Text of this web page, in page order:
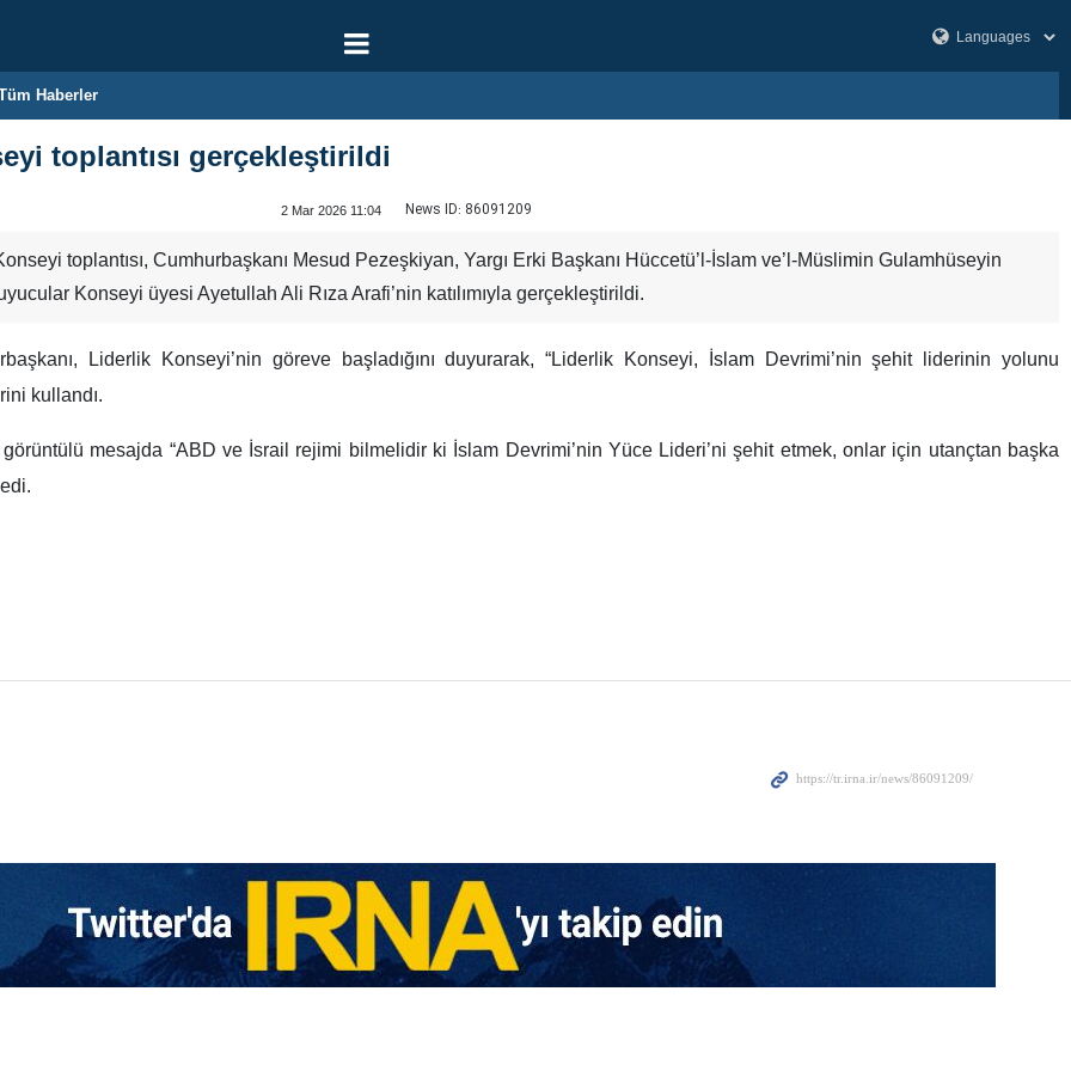
Haberler
toplantısı gerçekleştirildi
2 Mar 2026 11:04 News ID: 86091209
toplantısı, Cumhurbaşkanı Mesud Pezeşkiyan, Yargı Erki Başkanı Hüccetü’l-İslam ve’l-Müslimin Gulamhüseyin
Konseyi üyesi Ayetullah Ali Rıza Arafi’nin katılımıyla gerçekleştirildi.
Liderlik Konseyi’nin göreve başladığını duyurarak, “Liderlik Konseyi, İslam Devrimi’nin şehit liderinin yolunu
kullandı.
görüntülü mesajda “ABD ve İsrail rejimi bilmelidir ki İslam Devrimi’nin Yüce Lideri’ni şehit etmek, onlar için utançtan başka